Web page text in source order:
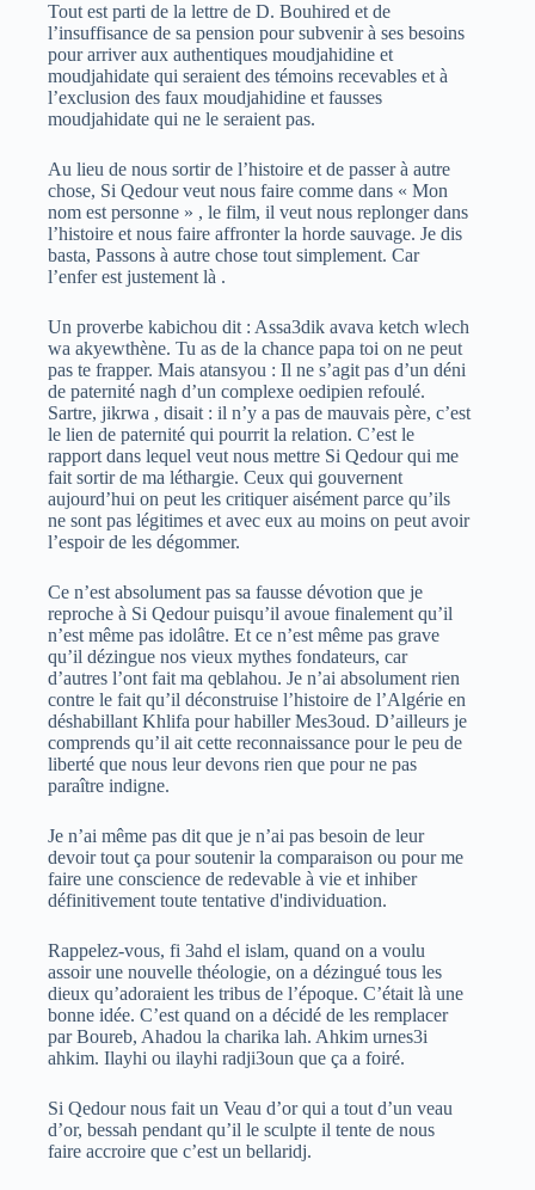
Tout est parti de la lettre de D. Bouhired et de
l’insuffisance de sa pension pour subvenir à ses besoins
pour arriver aux authentiques moudjahidine et
moudjahidate qui seraient des témoins recevables et à
l’exclusion des faux moudjahidine et fausses
moudjahidate qui ne le seraient pas.
Au lieu de nous sortir de l’histoire et de passer à autre
chose, Si Qedour veut nous faire comme dans « Mon
nom est personne » , le film, il veut nous replonger dans
l’histoire et nous faire affronter la horde sauvage. Je dis
basta, Passons à autre chose tout simplement. Car
l’enfer est justement là .
Un proverbe kabichou dit : Assa3dik avava ketch wlech
wa akyewthène. Tu as de la chance papa toi on ne peut
pas te frapper. Mais atansyou : Il ne s’agit pas d’un déni
de paternité nagh d’un complexe oedipien refoulé.
Sartre, jikrwa , disait : il n’y a pas de mauvais père, c’est
le lien de paternité qui pourrit la relation. C’est le
rapport dans lequel veut nous mettre Si Qedour qui me
fait sortir de ma léthargie. Ceux qui gouvernent
aujourd’hui on peut les critiquer aisément parce qu’ils
ne sont pas légitimes et avec eux au moins on peut avoir
l’espoir de les dégommer.
Ce n’est absolument pas sa fausse dévotion que je
reproche à Si Qedour puisqu’il avoue finalement qu’il
n’est même pas idolâtre. Et ce n’est même pas grave
qu’il dézingue nos vieux mythes fondateurs, car
d’autres l’ont fait ma qeblahou. Je n’ai absolument rien
contre le fait qu’il déconstruise l’histoire de l’Algérie en
déshabillant Khlifa pour habiller Mes3oud. D’ailleurs je
comprends qu’il ait cette reconnaissance pour le peu de
liberté que nous leur devons rien que pour ne pas
paraître indigne.
Je n’ai même pas dit que je n’ai pas besoin de leur
devoir tout ça pour soutenir la comparaison ou pour me
faire une conscience de redevable à vie et inhiber
définitivement toute tentative d'individuation.
Rappelez-vous, fi 3ahd el islam, quand on a voulu
assoir une nouvelle théologie, on a dézingué tous les
dieux qu’adoraient les tribus de l’époque. C’était là une
bonne idée. C’est quand on a décidé de les remplacer
par Boureb, Ahadou la charika lah. Ahkim urnes3i
ahkim. Ilayhi ou ilayhi radji3oun que ça a foiré.
Si Qedour nous fait un Veau d’or qui a tout d’un veau
d’or, bessah pendant qu’il le sculpte il tente de nous
faire accroire que c’est un bellaridj.